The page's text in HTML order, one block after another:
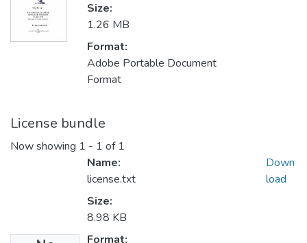
Size:
1.26 MB
Format:
Adobe Portable Document
Format
License bundle
Now showing 1 - 1 of 1
Name:
license.txt
Size:
8.98 KB
Format:
Down
load